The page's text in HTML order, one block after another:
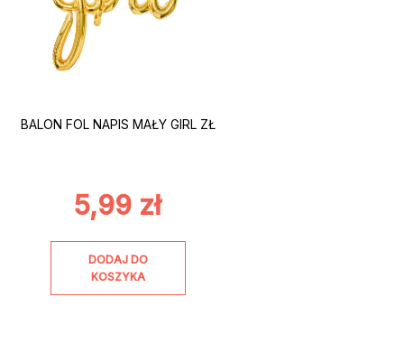
BALON FOL NAPIS MAŁY GIRL ZŁ
5,99 zł
DODAJ DO
KOSZYKA